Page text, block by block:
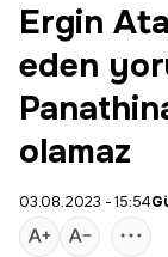
Ergin
eden
olamaz
03.08.2023 - 15:54